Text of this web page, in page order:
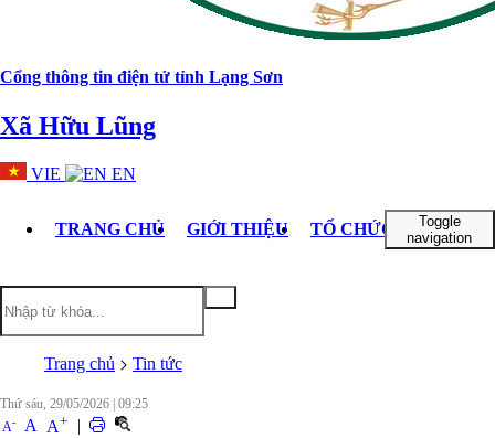
Cổng thông tin điện tử tỉnh Lạng Sơn
Xã Hữu Lũng
VIE EN
TRANG CHỦ GIỚI THIỆU TỔ CHỨC BỘ MÁY
Toggle
navigation
Trang chủ Tin tức
Thứ sáu, 29/05/2026 09:25
A- A A+ |